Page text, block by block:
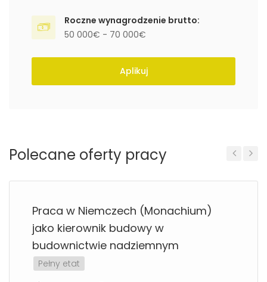
Roczne wynagrodzenie brutto:
50 000€ - 70 000€
Aplikuj
Polecane oferty pracy
Praca w Niemczech (Monachium)
jako kierownik budowy w
budownictwie nadziemnym
Pełny etat